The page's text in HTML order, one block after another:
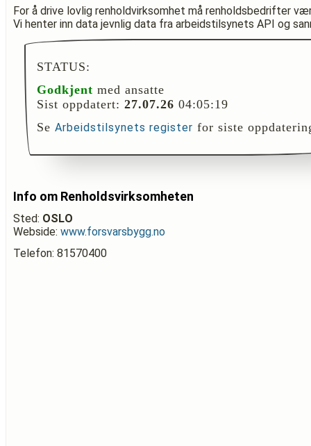
For å drive lovlig renholdvirksomhet må renholdsbedrifter
Vi henter inn data jevnlig data fra arbeidstilsynets API og
STATUS:
Godkjent med ansatte
Sist oppdatert: 27.07.26 04:05:19
Se Arbeidstilsynets register for siste
Info om Renholdsvirksomheten
Sted: OSLO
Webside: www.forsvarsbygg.no
Telefon: 81570400